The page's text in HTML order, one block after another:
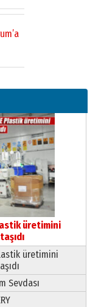
üretimini
üretimini
Sevdası